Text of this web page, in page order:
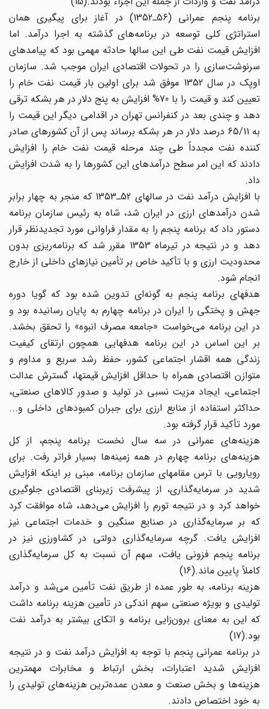
برنامه پنجم عمرانی (56ـ1352) در آغاز برای پیگیری همان
استراتژی کلی توسعه در برنامه‌های گذشته به اجرا درآمد. اما
افزایش قیمت نفت طی این سالها حادثه مهمی بود که پیامدهای
سرنوشت‌سازی را در تحولات اقتصادی ایران موجب شد. سازمان
اوپک در سال 1352 موفق شد برای اولین بار قیمت نفت خام را
تعیین کند و قیمت را با 70% افزایش به پنج دلار در هر بشکه ترقی
دهد و چندی بعد در کنفرانس تهران در اقدامی دیگر این قیمت را
به 65/11 درصد دلار در هر بشکه برساند پس از آن کشورهای صادر
کننده نفت مجدداً طی چند مرحله قیمت نفت خام را افزایش
دادند که این امر سطح درآمدهای این کشورها را به شدت افزایش
داد.
با افزایش درآمد نفت در سالهای 52ـ1353 که منجر به چهار برابر
شدن درآمدهای ارزی در ایران شد، شاه به رئیس سازمان برنامه
دستور داد که برنامه پنجم را به مقدار فراوانی مورد تجدیدنظر قرار
دهد و در نتیجه در تیرماه 1353 مقرر شد که برنامه‌ریزی بدون
محدودیت ارزی و با تأکید خاص بر تأمین نیازهای داخلی از خارج
انجام شود.
هدفهای برنامه پنجم به گونه‌ای تدوین شده بود که گویا دوره
جهش و پختگی را ایران در برنامه چهارم به پایان رسانیده بود و
در این برنامه می‌خواست «جامعه مصرف انبوه» را تحقق بخشد.
بر این اساس در این برنامه هدفهایی همچون ارتقای کیفیت
زندگی همه اقشار اجتماعی کشور، حفظ رشد سریع و مداوم و
متوازن اقتصادی همراه با حداقل افزایش قیمتها، گسترش عدالت
اجتماعی، ایجاد مزیت نسبی در تولید و صدور کالاهای صنعتی،
حداکثر استفاده از منابع ارزی برای جبران کمبودهای داخلی و...
مورد تأکید قرار گرفته بود.
هزینه‌های عمرانی در سه سال نخست برنامه پنجم، از کل
هزینه‌های برنامه چهارم در همه زمینه‌ها بسیار فراتر رفت. برای
رویارویی با ترس مقامهای سازمان برنامه، مبنی بر اینکه افزایش
شدید در سرمایه‌گذاری، از پیشرفت زیربنای اقتصادی جلوگیری
خواهد کرد و در نتیجه تورم را افزایش می‌دهد، شاه موافقت کرد
که بر سرمایه‌گذاری در صنایع سنگین و خدمات اجتماعی نیز
افزایش یافت. گرچه سرمایه‌گذاری دولتی در کشاورزی نیز در
برنامه پنجم فزونی یافت، سهم آن نسبت به کل سرمایه‌گذاری
کاملاً پایین ماند.(16)
هزینه برنامه، به طور عمده از طریق نفت تأمین می‌شد و درآمد
تولیدی و بویژه صنعتی سهم اندکی در تأمین هزینه برنامه داشت
که این به معنای برون‌زایی برنامه و اتکای بیشتر به درآمد نفت
بود.(17)
در برنامه عمرانی پنجم با توجه به افزایش درآمد نفت و در نتیجه
افزایش شدید اعتبارات، بخش ارتباط و مخابرات مهمترین
هزینه‌ها و بخش صنعت و معدن عمده‌ترین هزینه‌های تولیدی را
به خود اختصاص دادند.